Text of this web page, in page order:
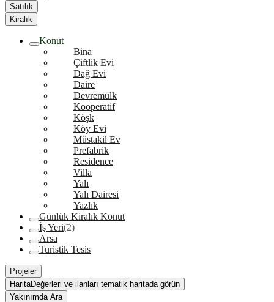
Satılık
Kiralık
Konut
Bina
Çiftlik Evi
Dağ Evi
Daire
Devremülk
Kooperatif
Köşk
Köy Evi
Müstakil Ev
Prefabrik
Residence
Villa
Yalı
Yalı Dairesi
Yazlık
Günlük Kiralık Konut
İş Yeri(2)
Arsa
Turistik Tesis
Projeler
HaritaDeğerleri ve ilanları tematik haritada görün
Yakınımda Ara